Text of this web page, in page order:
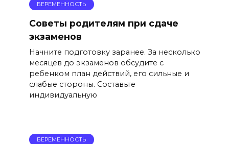
БЕРЕМЕННОСТЬ
Советы родителям при сдаче
экзаменов
Начните подготовку заранее. За несколько
месяцев до экзаменов обсудите с
ребенком план действий, его сильные и
слабые стороны. Составьте
индивидуальную
БЕРЕМЕННОСТЬ